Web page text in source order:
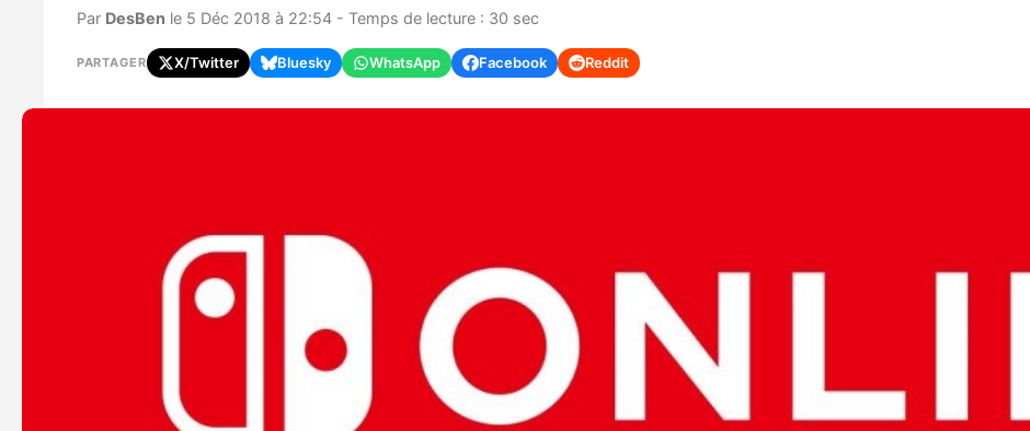
Par DesBen le 5 Déc 2018 à 22:54 - Temps de lecture : 30 sec
PARTAGER X/Twitter Bluesky WhatsApp Facebook Reddit